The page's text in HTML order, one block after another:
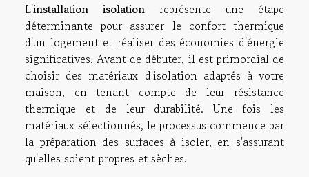
L'installation isolation représente une étape
déterminante pour assurer le confort thermique
d'un logement et réaliser des économies d'énergie
significatives. Avant de débuter, il est primordial de
choisir des matériaux d'isolation adaptés à votre
maison, en tenant compte de leur résistance
thermique et de leur durabilité. Une fois les
matériaux sélectionnés, le processus commence par
la préparation des surfaces à isoler, en s'assurant
qu'elles soient propres et sèches.